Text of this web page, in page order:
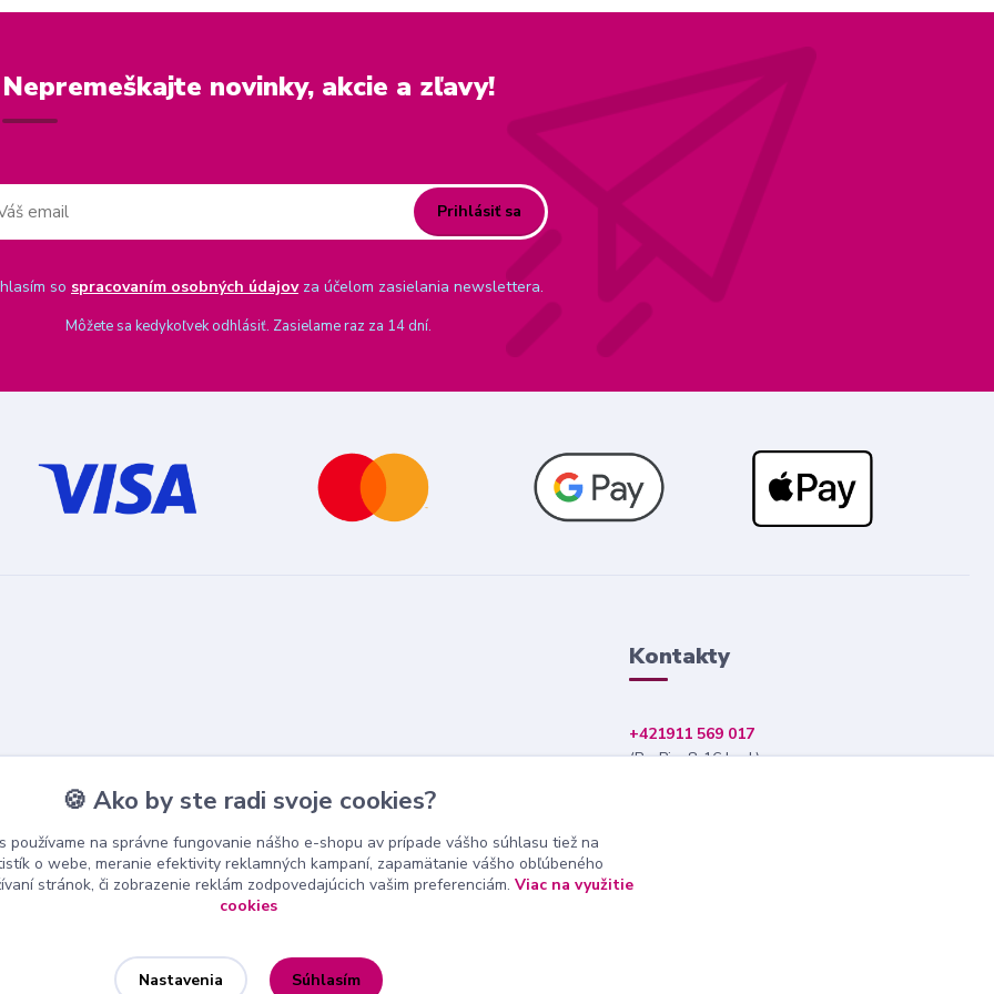
Nepremeškajte novinky, akcie a zľavy!
Prihlásiť sa
so spracovaním osobných údajovza účelom zasielania newslettera.
Môžete sa kedykoľvek odhlásiť. Zasielame raz za 14 dní.
Kontakty
+421911 569 017
(Po-Pia, 8-16 hod.)
🍪 Ako by ste radi svoje cookies?
používame na správne fungovanie nášho e-shopu av prípade vášho súhlasu tiež na
o webe, meranie efektivity reklamných kampaní, zapamätanie vášho obľúbeného
stránok, či zobrazenie reklám zodpovedajúcich vašim preferenciám. Viac na využitie
cookies
Nastavenia Súhlasím